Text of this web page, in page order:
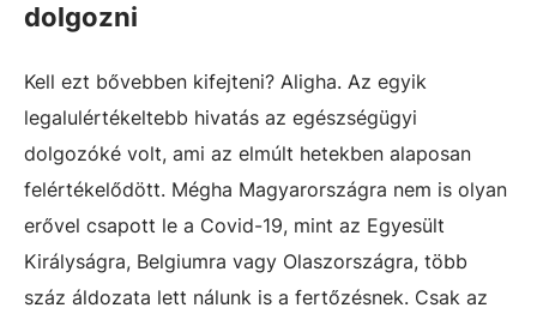
dolgozni
Kell ezt bővebben kifejteni? Aligha. Az egyik
legalulértékeltebb hivatás az egészségügyi
dolgozóké volt, ami az elmúlt hetekben alaposan
felértékelődött. Mégha Magyarországra nem is olyan
erővel csapott le a Covid-19, mint az Egyesült
Királyságra, Belgiumra vagy Olaszországra, több
száz áldozata lett nálunk is a fertőzésnek. Csak az